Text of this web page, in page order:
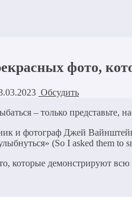
фото,
Обсудить
– только представьте,
и фотограф Джей
(So I asked them to